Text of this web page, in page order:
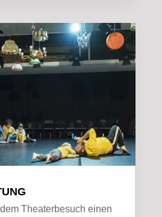
Theaterbesuch einen